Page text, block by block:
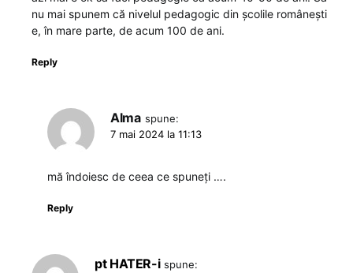
nu mai spunem că nivelul pedagogic din școlile românești
e, în mare parte, de acum 100 de ani.
Reply
Alma spune:
7 mai 2024 la 11:13
mă îndoiesc de ceea ce spuneți ….
Reply
pt HATER-i spune: